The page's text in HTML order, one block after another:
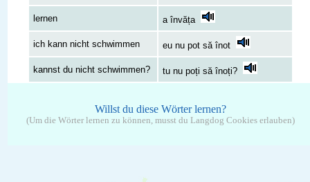
lernen a învăța
ich kann nicht schwimmen eu nu pot să înot
kannst du nicht schwimmen? tu nu poți să înoți?
Willst du diese Wörter lernen?
(Um die Wörter lernen zu können, musst du Langdog Cookies erlauben)